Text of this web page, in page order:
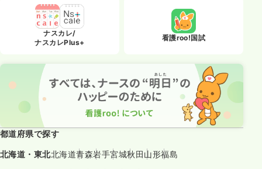
ナスカレ/
ナスカレPlus+
看護roo!国試
都道府県で探す
北海道・東北北海道青森岩手宮城秋田山形福島